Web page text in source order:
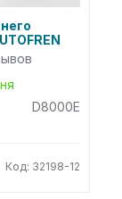
D8000E
Код: 32198-12